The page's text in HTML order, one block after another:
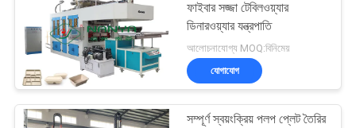
ফাইবার সজ্জা টেবিলওয়্যার
ডিনারওয়্যার যন্ত্রপাতি
আলোচনাযোগ্য MOQ:বিনিমেয়
যোগাযোগ
সম্পূর্ণ স্বয়ংক্রিয় পলপ প্লেট তৈরির